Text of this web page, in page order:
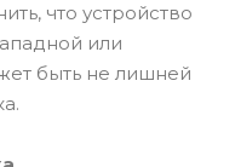
что устройство
или
быть не лишней